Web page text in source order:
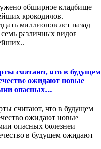
обширное кладбище
крокодилов.
миллионов лет назад
различных видов
считают, что в будущем
ожидают новые
опасных…
считают, что в будущем
ожидают новые
опасных болезней.
в будущем ожидают